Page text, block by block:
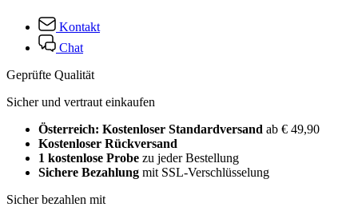
Kontakt
Chat
Geprüfte Qualität
Sicher und vertraut einkaufen
Österreich: Kostenloser Standardversand ab € 49,90
Kostenloser Rückversand
1 kostenlose Probe zu jeder Bestellung
Sichere Bezahlung mit SSL-Verschlüsselung
Sicher bezahlen mit